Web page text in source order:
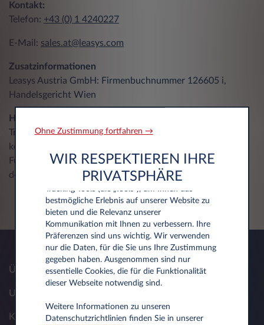
Kontakt:
Telefon: +43 (0) 1 4240227
E-Mail: sales.at@leasys.com
Zusatzinformationen
Leasys Austria GmbH: Firmenbuchnummer 126605 i,
Handelsgericht Wien
Haftungshinweis
Trotz sorgfältiger inhaltlicher Kontrolle übernehmen wir
keine Haftung für die Inhalte externer Links.
Für den Inhalt der verlinkten Seiten sind ausschließlich
deren Betreiber verantwortlich.
Über uns
Unsere Lösungen
Kontakt
Ohne Zustimmung fortfahren →
WIR RESPEKTIEREN IHRE
PRIVATSPHÄRE
Wir verwenden Cookies und/oder andere
Tracking‑Tools (die „Tools“), um Ihnen das
bestmögliche Erlebnis auf unserer Website zu
bieten und die Relevanz unserer
Kommunikation mit Ihnen zu verbessern. Ihre
Präferenzen sind uns wichtig. Wir verwenden
nur die Daten, für die Sie uns Ihre Zustimmung
gegeben haben. Ausgenommen sind nur
essentielle Cookies, die für die Funktionalität
dieser Webseite notwendig sind.
Weitere Informationen zu unseren
Datenschutzrichtlinien finden Sie in unserer